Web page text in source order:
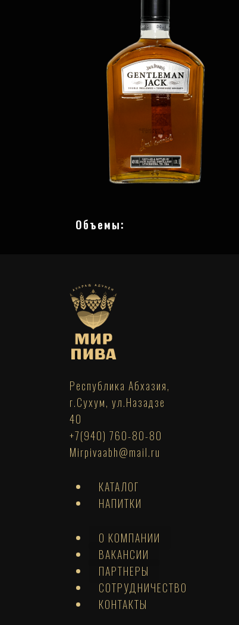
Объемы:
Республика Абхазия,
г.Сухум, ул.Назадзе
40
+7(940) 760-80-80
Mirpivaabh@mail.ru
КАТАЛОГ
НАПИТКИ
О КОМПАНИИ
ВАКАНСИИ
ПАРТНЕРЫ
СОТРУДНИЧЕСТВО
КОНТАКТЫ